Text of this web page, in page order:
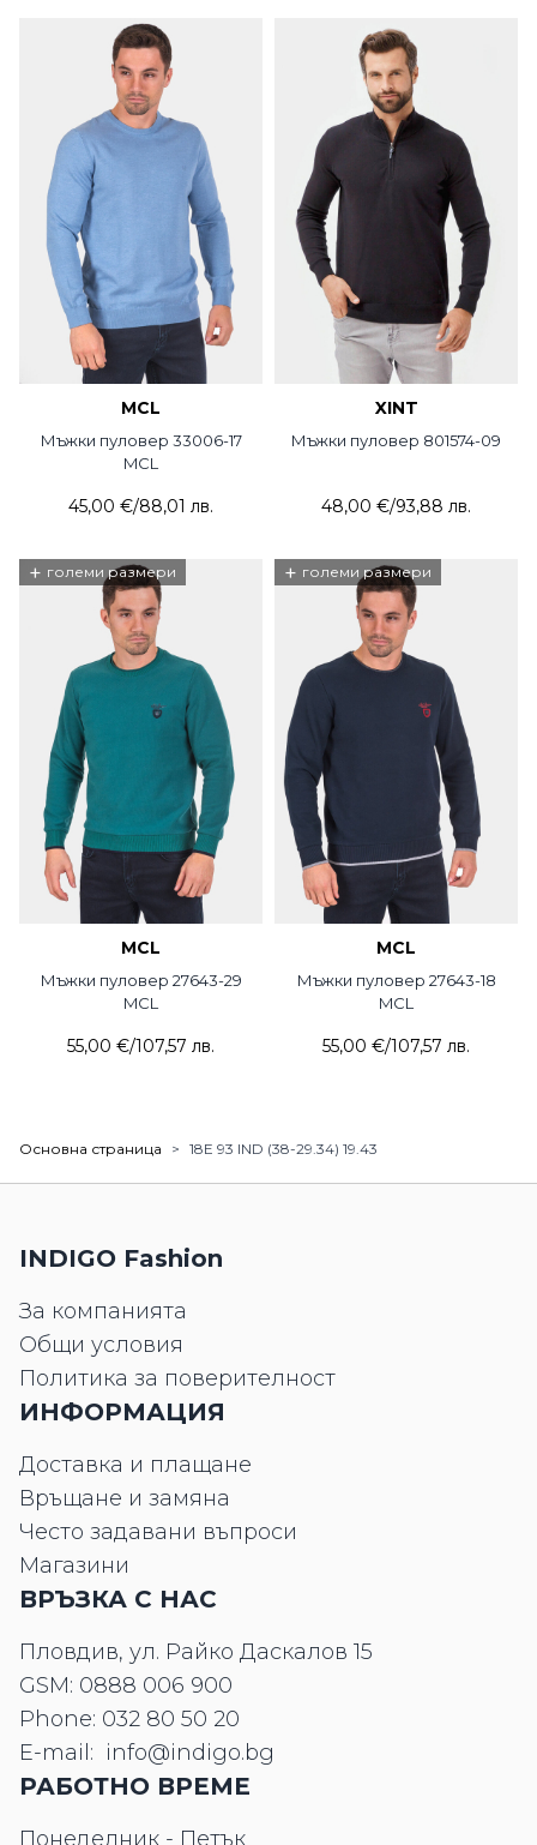
MCL
Мъжки пуловер 33006-17
MCL
45,00 €/88,01 лв.
XINT
Мъжки пуловер 801574-09
48,00 €/93,88 лв.
+ големи размери
MCL
Мъжки пуловер 27643-29
MCL
55,00 €/107,57 лв.
+ големи размери
MCL
Мъжки пуловер 27643-18
MCL
55,00 €/107,57 лв.
Основна страница > 18E 93 IND (38-29.34) 19.43
INDIGO Fashion
За компанията
Общи условия
Политика за поверителност
ИНФОРМАЦИЯ
Доставка и плащане
Връщане и замяна
Често задавани въпроси
Магазини
ВРЪЗКА С НАС
Пловдив, ул. Райко Даскалов 15
GSM: 0888 006 900
Phone: 032 80 50 20
E-mail: info@indigo.bg
РАБОТНО ВРЕМЕ
Понеделник - Петък